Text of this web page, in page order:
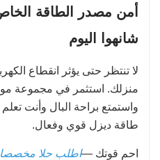
أمن مصدر الطاقة
شانهوا اليوم
لا تنتظر حتى يؤثر انقطاع
واستمتع براحة البال وأنت
طاقة ديزل قوي وفعال.
احم قوتك —اطلب حلا مخصصا